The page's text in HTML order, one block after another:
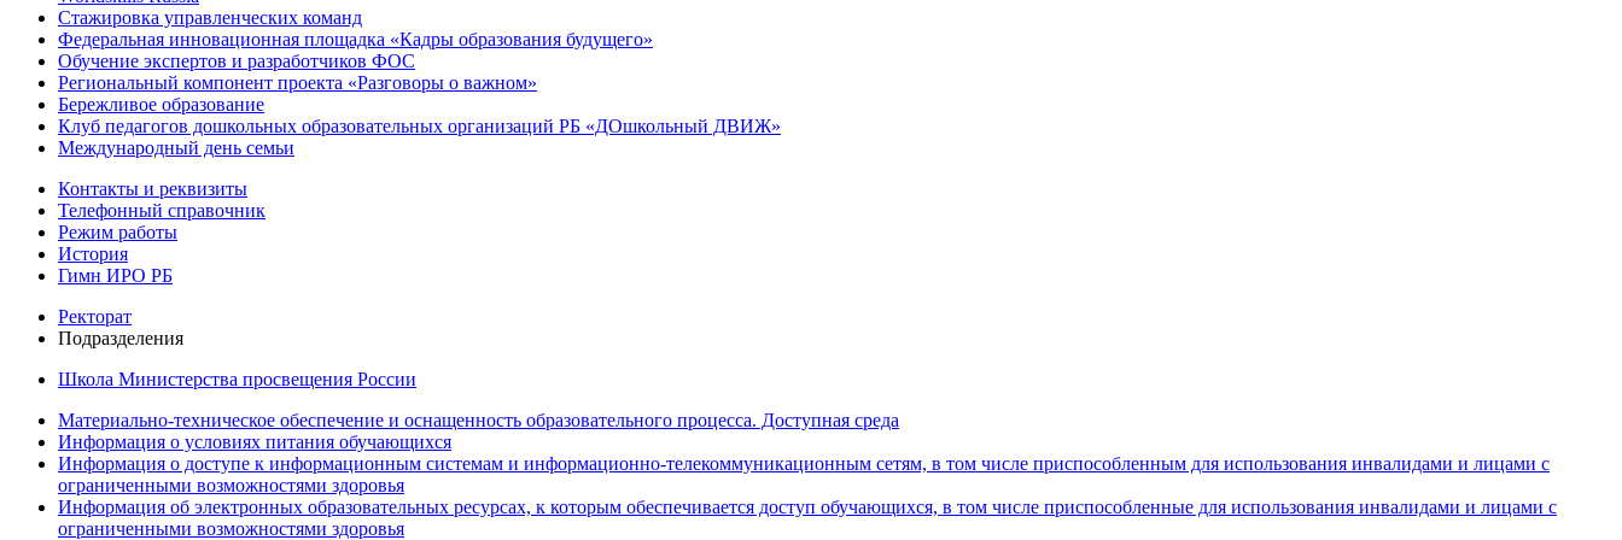
Стажировка управленческих команд
Федеральная инновационная площадка «Кадры образования будущего»
Обучение экспертов и разработчиков ФОС
Региональный компонент проекта «Разговоры о важном»
Бережливое образование
Клуб педагогов дошкольных образовательных организаций РБ «ДОшкольный ДВИЖ»
Международный день семьи
Контакты и реквизиты
Телефонный справочник
Режим работы
История
Гимн ИРО РБ
Ректорат
Подразделения
Школа Министерства просвещения России
Материально-техническое обеспечение и оснащенность образовательного процесса. Доступная среда
Информация о условиях питания обучающихся
Информация о доступе к информационным системам и информационно-телекоммуникационным сетям, в том числе приспособленным для использования инвалидами и лицами с
ограниченными возможностями здоровья
Информация об электронных образовательных ресурсах, к которым обеспечивается доступ обучающихся, в том числе приспособленные для использования инвалидами и лицами с
ограниченными возможностями здоровья